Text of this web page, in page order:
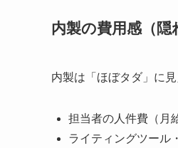
内製の費用感（隠
内製は「ほぼタダ」に
担当者の人件費（月
ライティングツール